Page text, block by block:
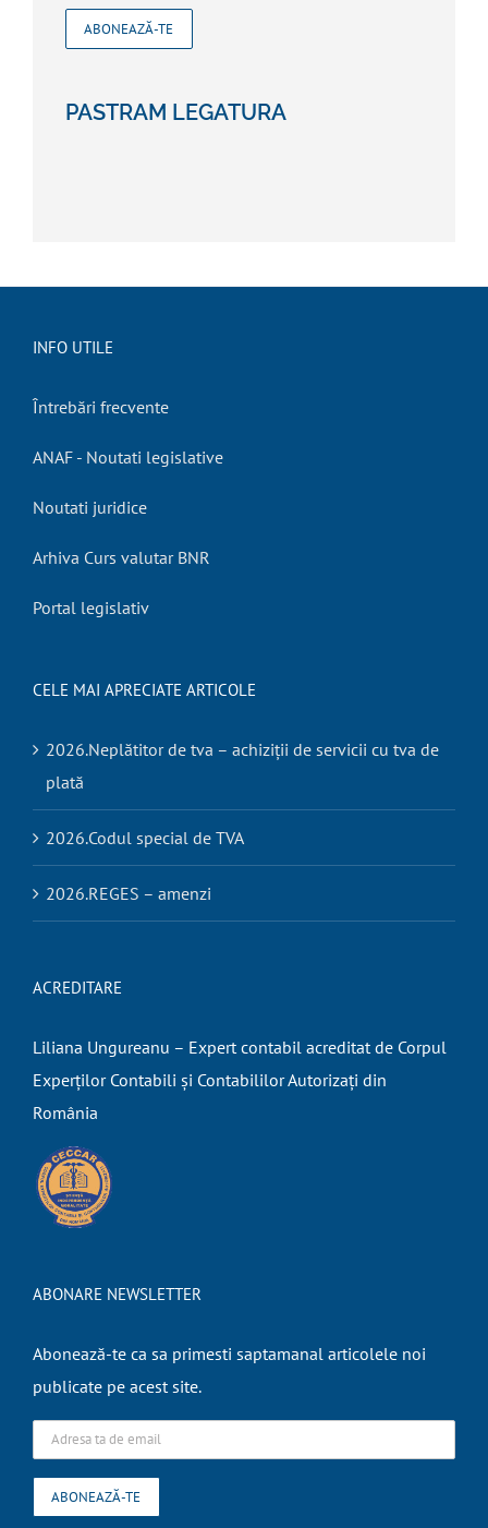
PASTRAM LEGATURA
INFO UTILE
Întrebări frecvente
ANAF - Noutati legislative
Noutati juridice
Arhiva Curs valutar BNR
Portal legislativ
CELE MAI APRECIATE ARTICOLE
2026.Neplătitor de tva – achiziții de servicii cu tva de
plată
2026.Codul special de TVA
2026.REGES – amenzi
ACREDITARE
Liliana Ungureanu – Expert contabil acreditat de Corpul
Experților Contabili și Contabililor Autorizați din
România
ABONARE NEWSLETTER
Abonează-te ca sa primesti saptamanal articolele noi
publicate pe acest site.